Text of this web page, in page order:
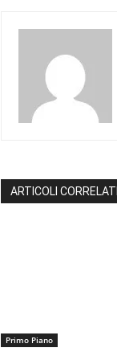
ARTICOLI CORRELATI
Primo Piano